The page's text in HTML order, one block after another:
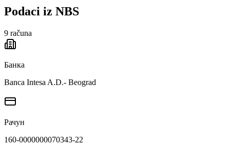
Podaci iz NBS
9 računa
Банка
Banca Intesa A.D.- Beograd
Рачун
160-0000000070343-22